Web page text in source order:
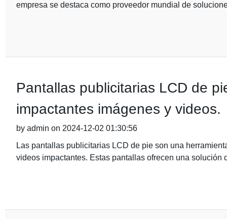
empresa se destaca como proveedor mundial de
Pantallas publicitarias LCD de
impactantes imágenes y videos.
by admin on 2024-12-02 01:30:56
Las pantallas publicitarias LCD de pie son una
videos impactantes. Estas pantallas ofrecen una solución